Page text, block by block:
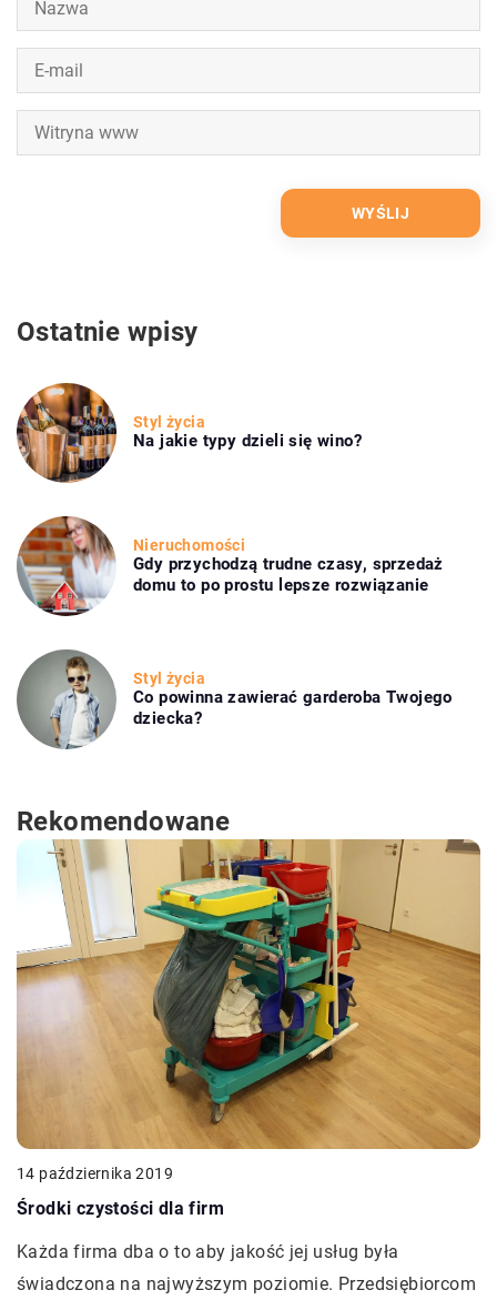
Ostatnie wpisy
Styl życia
Na jakie typy dzieli się wino?
Nieruchomości
Gdy przychodzą trudne czasy, sprzedaż
domu to po prostu lepsze rozwiązanie
Styl życia
Co powinna zawierać garderoba Twojego
dziecka?
Rekomendowane
14 października 2019
Środki czystości dla firm
Każda firma dba o to aby jakość jej usług była
świadczona na najwyższym poziomie. Przedsiębiorcom